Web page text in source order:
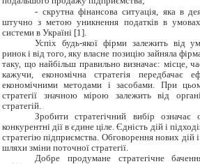
- скрутна фінансова ситуація, яка в
штучно з метою уникнення податків в умовах
системи в Україні [1].
Успіх будь-якої фірми залежить від
ринок і від того, яку власне позицію зайняла
таку, що найбільш правильно визначає: місце,
кажучи, економічна стратегія передбачає
економічними методами і засобами. При
стратегії значною мірою залежить від
стратегій.
Зробити стратегічний вибір означає
конкурентні дії в єдине ціле. Єдність дій і
стратегію підприємства. Обговорення нових дій
шляхи зміни поточної стратегії.
Добре продумане стратегічне